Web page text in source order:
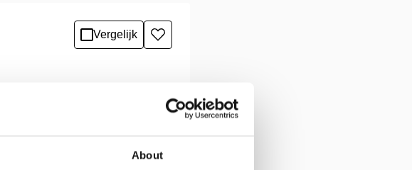
About
Vergelijk
Toevoegen
aan